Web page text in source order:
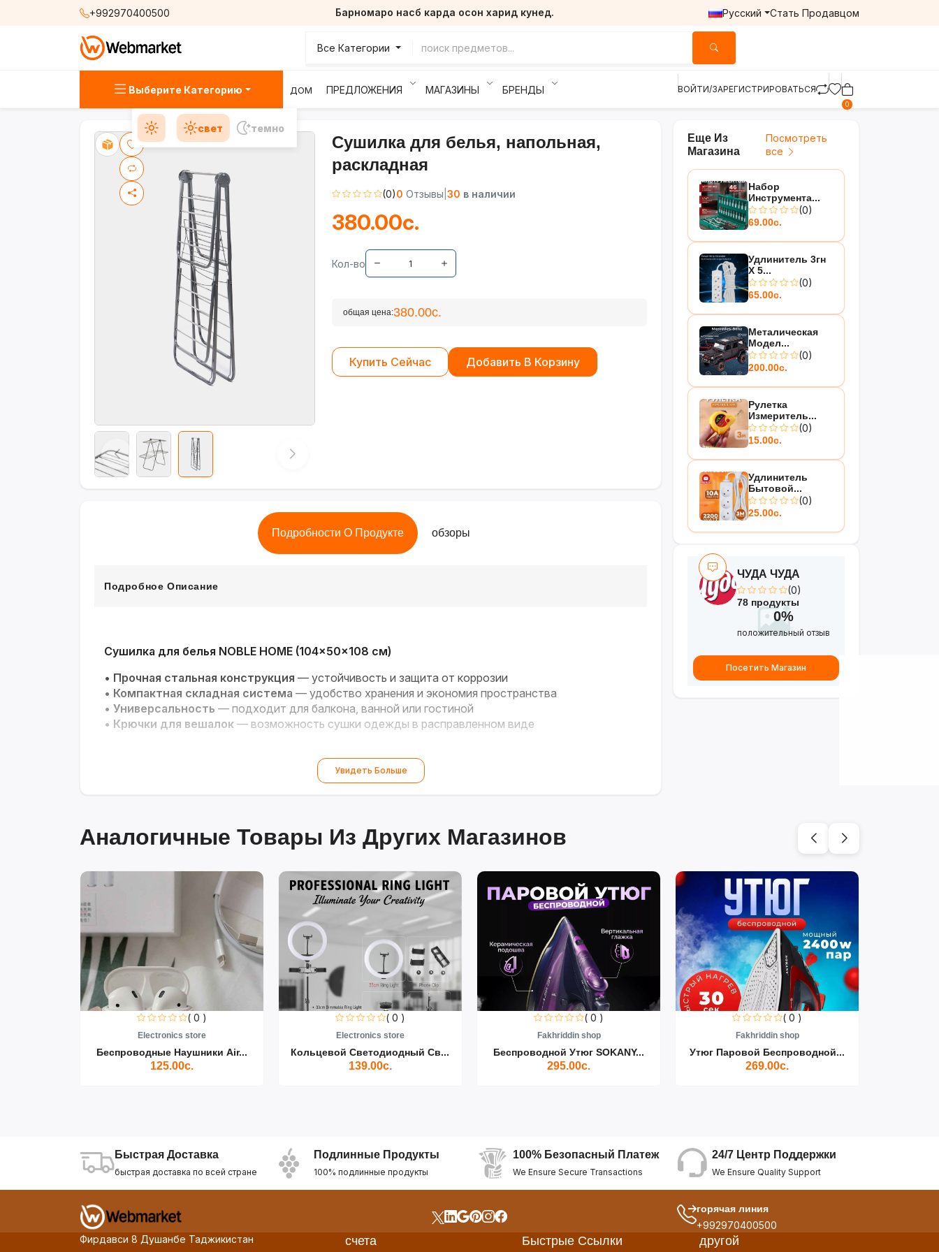
+992970400500 Барномаро насб карда осон харид кунед. Русский Стать Продавцом
Все Категории
Выберите Категорию ДОМ ПРЕДЛОЖЕНИЯ МАГАЗИНЫ БРЕНДЫ ВОЙТИ/ЗАРЕГИСТРИРОВАТЬСЯ
0
свет темно
Сушилка для белья, напольная,
раскладная
(0)0 Отзывы 30 в наличии
380.00с.
Кол-во
общая цена:380.00с.
Купить Сейчас Добавить В Корзину
Подробности О Продукте обзоры
Подробное Описание
Сушилка для белья NOBLE HOME (104×50×108 см)
• Прочная стальная конструкция — устойчивость и защита от коррозии
• Компактная складная система — удобство хранения и экономия пространства
• Универсальность — подходит для балкона, ванной или гостиной
• Крючки для вешалок — возможность сушки одежды в расправленном виде
Увидеть Больше
Еще Из
Магазина
Посмотреть
все
Набор
Инструмента...
(0)
69.00с.
Удлинитель 3гн
Х 5...
(0)
65.00с.
Металическая
Модел...
(0)
200.00с.
Рулетка
Измеритель...
(0)
15.00с.
Удлинитель
Бытовой...
(0)
25.00с.
ЧУДА ЧУДА
(0)
78 продукты
0%
положительный отзыв
Посетить Магазин
Аналогичные Товары Из Других Магазинов
( 0 )
Electronics store
Беспроводные Наушники Air...
125.00с.
( 0 )
Electronics store
Кольцевой Светодиодный Св...
139.00с.
( 0 )
Fakhriddin shop
Беспроводной Утюг SOKANY...
295.00с.
( 0 )
Fakhriddin shop
Утюг Паровой Беспроводной...
269.00с.
Быстрая Доставка
быстрая доставка по всей стране
Подлинные Продукты
100% подлинные продукты
100% Безопасный Платеж
We Ensure Secure Transactions
24/7 Центр Поддержки
We Ensure Quality Support
горячая линия
+992970400500
Фирдавси 8 Душанбе Таджикистан
счета Быстрые Ссылки другой